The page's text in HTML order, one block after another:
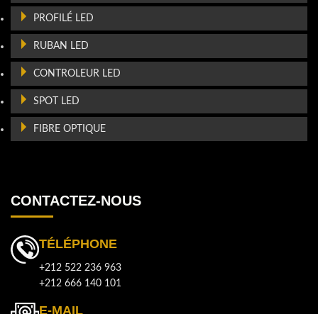
PROFILÉ LED
RUBAN LED
CONTROLEUR LED
SPOT LED
FIBRE OPTIQUE
CONTACTEZ-NOUS
TÉLÉPHONE
+212 522 236 963
+212 666 140 101
E-MAIL